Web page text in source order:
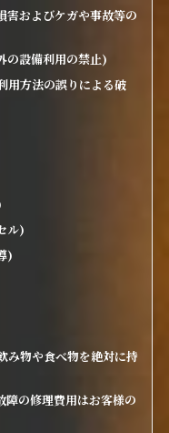
およびケガや事故等の
の設備利用の禁止)
用方法の誤りによる破
ル)
)
み物や食べ物を絶対に持
の修理費用はお客様の